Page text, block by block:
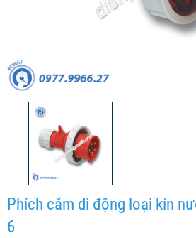
Phích cắm di động loại kín
6